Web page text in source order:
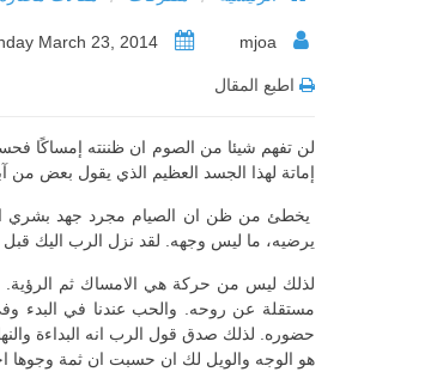
اطبع المقال
لن تفهم شيئا من الصوم ان ظننته إمساكًا
إماتة لهذا الجسد العظيم الذي يقول بعض من
يخطئ من ظن ان الصيام مجرد جهد بشري اذ
يرضيه، ما ليس وجهه. لقد نزل الرب اليك
لذلك ليس من حركة هي الامساك ثم الرؤية.
مستقلة عن روحه. والحب عندنا في البدء وفي
حضوره. لذلك صدق قول الرب انه البداءة
هو الوجه والويل لك ان حسبت ان ثمة وجوها